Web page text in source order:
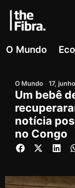
O Mundo
O Mundo 17,
Um bebê
notícia
no Congo